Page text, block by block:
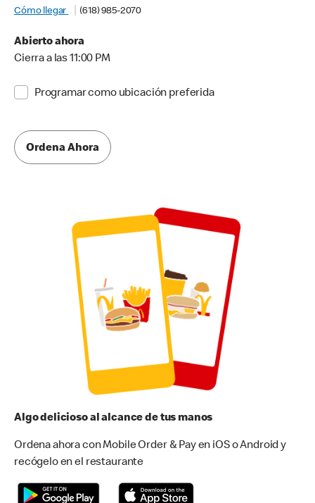
Cómo llegar
(618) 985-2070
Abierto ahora
Cierra a las 11:00 PM
Programar como ubicación preferida
Ordena Ahora
Algo delicioso al alcance de tus manos
Ordena ahora con Mobile Order & Pay en iOS o Android y
recógelo en el restaurante